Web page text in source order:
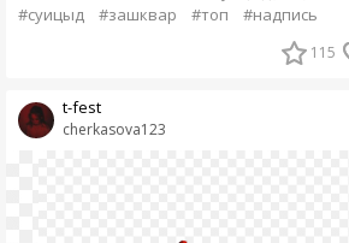
#суицыд
#зашквар #топ #надпись
115
cherkasova123
t-fest